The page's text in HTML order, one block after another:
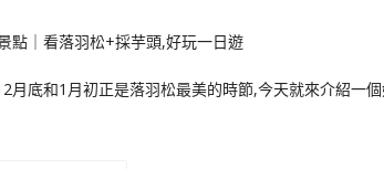
月底和1月初正是落羽松最美的時節,今天就來介紹一